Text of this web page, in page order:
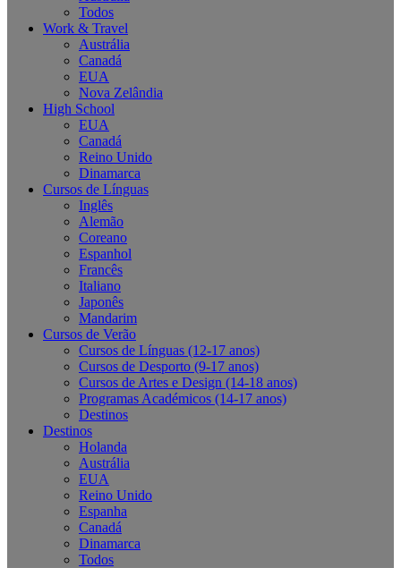
Todos
Work & Travel
Austrália
Canadá
EUA
Nova Zelândia
High School
EUA
Canadá
Reino Unido
Dinamarca
Cursos de Línguas
Inglês
Alemão
Coreano
Espanhol
Francês
Italiano
Japonês
Mandarim
Cursos de Verão
Cursos de Línguas (12-17 anos)
Cursos de Desporto (9-17 anos)
Cursos de Artes e Design (14-18 anos)
Programas Académicos (14-17 anos)
Destinos
Destinos
Holanda
Austrália
EUA
Reino Unido
Espanha
Canadá
Dinamarca
Todos